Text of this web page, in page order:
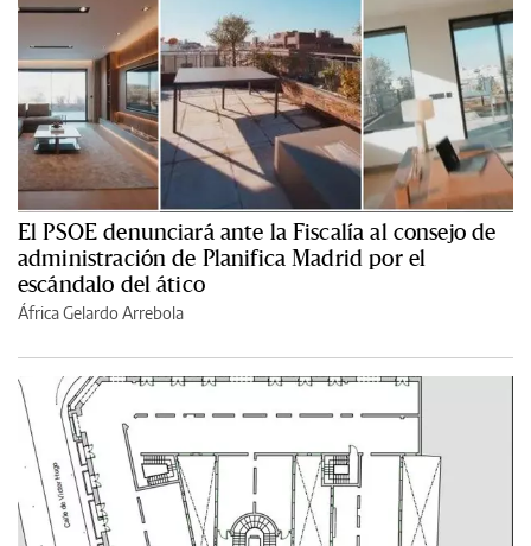
El PSOE denunciará ante la Fiscalía al consejo de
administración de Planifica Madrid por el
escándalo del ático
África Gelardo Arrebola